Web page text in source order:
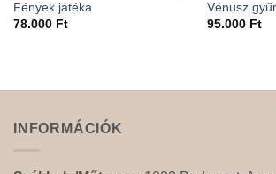
Fények játéka
78.000 Ft
Vénusz
95.000 Ft
INFORMÁCIÓK